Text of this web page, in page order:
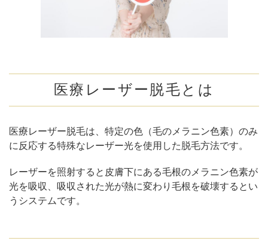
医療レーザー脱毛とは
医療レーザー脱毛は、特定の色（毛のメラニン色素）のみ
に反応する特殊なレーザー光を使用した脱毛方法です。
レーザーを照射すると皮膚下にある毛根のメラニン色素が
光を吸収、吸収された光が熱に変わり毛根を破壊するとい
うシステムです。